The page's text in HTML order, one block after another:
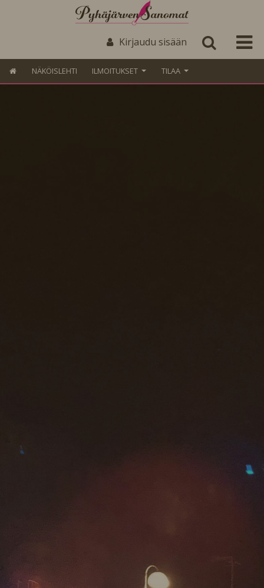
Kirjaudu sisään
NÄKÖISLEHTI ILMOITUKSET TILAA